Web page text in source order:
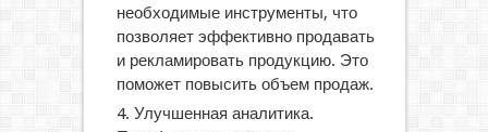
необходимые инструменты, что
позволяет эффективно продавать
и рекламировать продукцию. Это
поможет повысить объем продаж.
Улучшенная аналитика.